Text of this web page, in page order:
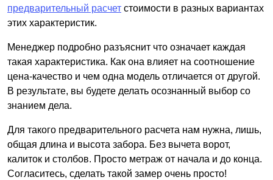
предварительный расчет стоимости в разных вариантах
этих характеристик.
Менеджер подробно разъяснит что означает каждая
такая характеристика. Как она влияет на соотношение
цена-качество и чем одна модель отличается от другой.
В результате, вы будете делать осознанный выбор со
знанием дела.
Для такого предварительного расчета нам нужна, лишь,
общая длина и высота забора. Без вычета ворот,
калиток и столбов. Просто метраж от начала и до конца.
Согласитесь, сделать такой замер очень просто!